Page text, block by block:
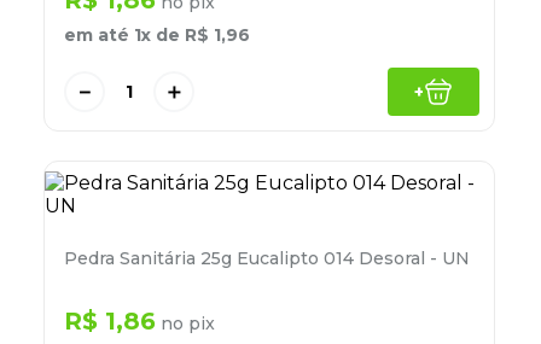
em até 1x de R$ 1,96
＋
－ +
Pedra Sanitária 25g Eucalipto 014 Desoral - UN
R$ 1,86 no pix
grampeador
º marca texto